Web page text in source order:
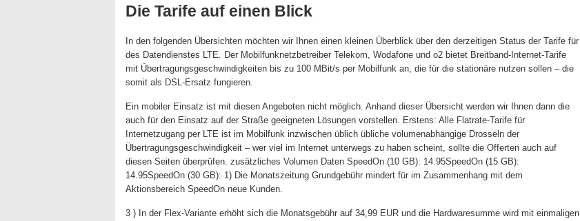
Die Tarife auf einen Blick
In den folgenden Übersichten möchten wir Ihnen einen kleinen Überblick über den derzeitigen Status der Tarife für
des Datendienstes LTE. Der Mobilfunknetzbetreiber Telekom, Wodafone und o2 bietet Breitband-Internet-Tarife
mit Übertragungsgeschwindigkeiten bis zu 100 MBit/s per Mobilfunk an, die für die stationäre nutzen sollen – die
somit als DSL-Ersatz fungieren.
Ein mobiler Einsatz ist mit diesen Angeboten nicht möglich. Anhand dieser Übersicht werden wir Ihnen dann die
auch für den Einsatz auf der Straße geeigneten Lösungen vorstellen. Erstens: Alle Flatrate-Tarife für
Internetzugang per LTE ist im Mobilfunk inzwischen üblich übliche volumenabhängige Drosseln der
Übertragungsgeschwindigkeit – wer viel im Internet unterwegs zu haben scheint, sollte die Offerten auch auf
diesen Seiten überprüfen. zusätzliches Volumen Daten SpeedOn (10 GB): 14.95SpeedOn (15 GB):
14.95SpeedOn (30 GB): 1) Die Monatszeitung Grundgebühr mindert für im Zusammenhang mit dem
Aktionsbereich SpeedOn neue Kunden.
3 ) In der Flex-Variante erhöht sich die Monatsgebühr auf 34,99 EUR und die Hardwaresumme wird mit einmaligen